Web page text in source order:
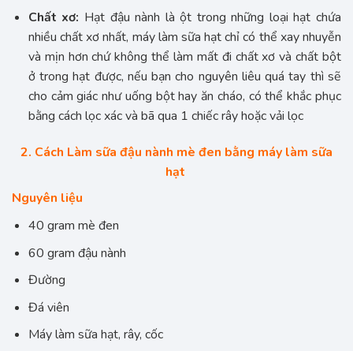
Chất xơ: Hạt đậu nành là ột trong những loại hạt chứa
nhiều chất xơ nhất, máy làm sữa hạt chỉ có thể xay nhuyễn
và mịn hơn chứ không thể làm mất đi chất xơ và chất bột
ở trong hạt được, nếu bạn cho nguyên liêu quá tay thì sẽ
cho cảm giác như uống bột hay ăn cháo, có thể khắc phục
bằng cách lọc xác và bã qua 1 chiếc rây hoặc vải lọc
2. Cách Làm sữa đậu nành mè đen bằng máy làm sữa
hạt
Nguyên liệu
40 gram mè đen
60 gram đậu nành
Đường
Đá viên
Máy làm sữa hạt, rây, cốc